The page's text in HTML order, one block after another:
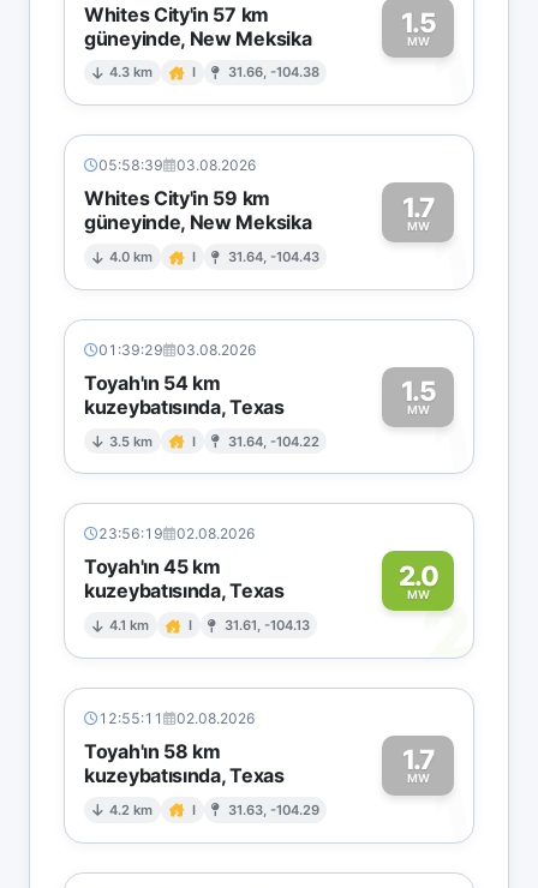
Whites City'in 57 km
güneyinde, New Meksika
4.3 km I 31.66, -104.38
1.5
MW1
05:58:39 03.08.2026
Whites City'in 59 km
güneyinde, New Meksika
4.0 km I 31.64, -104.43
1.7
MW1
01:39:29 03.08.2026
Toyah'ın 54 km
kuzeybatısında, Texas
3.5 km I 31.64, -104.22
1.5
MW1
23:56:19 02.08.2026
Toyah'ın 45 km
kuzeybatısında, Texas
4.1 km I 31.61, -104.13
2.0
MW2
12:55:11 02.08.2026
Toyah'ın 58 km
kuzeybatısında, Texas
4.2 km I 31.63, -104.29
1.7
MW1